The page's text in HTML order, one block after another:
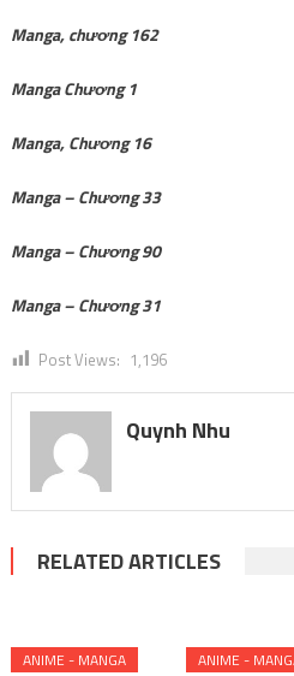
Manga, chương 162
Manga Chương 1
Manga, Chương 16
Manga – Chương 33
Manga – Chương 90
Manga – Chương 31
Post Views: 1,196
Quynh Nhu
RELATED ARTICLES
ANIME - MANGA ANIME -